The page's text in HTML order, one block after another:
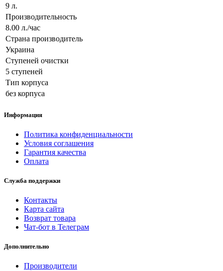
9 л.
Производительность
8.00 л./час
Страна производитель
Украина
Ступеней очистки
5 ступеней
Тип корпуса
без корпуса
Информация
Политика конфиденциальности
Условия соглашения
Гарантия качества
Оплата
Служба поддержки
Контакты
Карта сайта
Возврат товара
Чат-бот в Телеграм
Дополнительно
Производители